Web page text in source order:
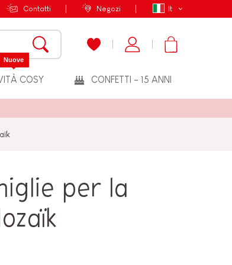
It
Contatti Negozi
COSY
Nuove
CONFETTI - 15 ANNI
per la